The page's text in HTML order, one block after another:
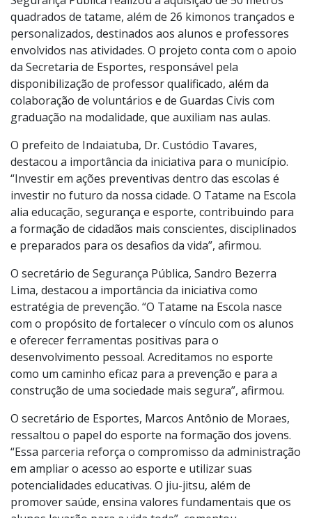
Para viabilizar a execução do projeto, a Secretaria de
Segurança Pública realizou a aquisição de 50 metros
quadrados de tatame, além de 26 kimonos trançados e
personalizados, destinados aos alunos e professores
envolvidos nas atividades. O projeto conta com o apoio
da Secretaria de Esportes, responsável pela
disponibilização de professor qualificado, além da
colaboração de voluntários e de Guardas Civis com
graduação na modalidade, que auxiliam nas aulas.
O prefeito de Indaiatuba, Dr. Custódio Tavares,
destacou a importância da iniciativa para o município.
“Investir em ações preventivas dentro das escolas é
investir no futuro da nossa cidade. O Tatame na Escola
alia educação, segurança e esporte, contribuindo para
a formação de cidadãos mais conscientes, disciplinados
e preparados para os desafios da vida”, afirmou.
O secretário de Segurança Pública, Sandro Bezerra
Lima, destacou a importância da iniciativa como
estratégia de prevenção. “O Tatame na Escola nasce
com o propósito de fortalecer o vínculo com os alunos
e oferecer ferramentas positivas para o
desenvolvimento pessoal. Acreditamos no esporte
como um caminho eficaz para a prevenção e para a
construção de uma sociedade mais segura”, afirmou.
O secretário de Esportes, Marcos Antônio de Moraes,
ressaltou o papel do esporte na formação dos jovens.
“Essa parceria reforça o compromisso da administração
em ampliar o acesso ao esporte e utilizar suas
potencialidades educativas. O jiu-jitsu, além de